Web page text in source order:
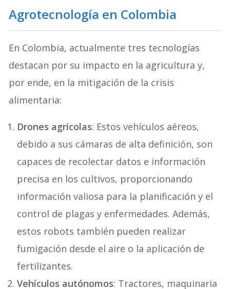
Agrotecnología en Colombia
En Colombia, actualmente tres tecnologías
destacan por su impacto en la agricultura y,
por ende, en la mitigación de la crisis
alimentaria:
Drones agrícolas: Estos vehículos aéreos,
debido a sus cámaras de alta definición, son
capaces de recolectar datos e información
precisa en los cultivos, proporcionando
información valiosa para la planificación y el
control de plagas y enfermedades. Además,
estos robots también pueden realizar
fumigación desde el aire o la aplicación de
fertilizantes.
Vehículos autónomos: Tractores, maquinaria